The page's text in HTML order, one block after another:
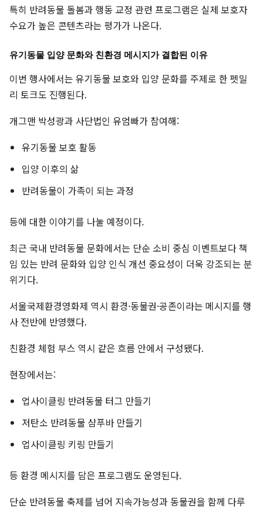
특히 반려동물 돌봄과 행동 교정 관련 프로그램은 실제 보호자
수요가 높은 콘텐츠라는 평가가 나온다.
유기동물 입양 문화와 친환경 메시지가 결합된 이유
이번 행사에서는 유기동물 보호와 입양 문화를 주제로 한 펫밀
리 토크도 진행된다.
개그맨 박성광과 사단법인 유엄빠가 참여해:
유기동물 보호 활동
입양 이후의 삶
반려동물이 가족이 되는 과정
등에 대한 이야기를 나눌 예정이다.
최근 국내 반려동물 문화에서는 단순 소비 중심 이벤트보다 책
임 있는 반려 문화와 입양 인식 개선 중요성이 더욱 강조되는 분
위기다.
서울국제환경영화제 역시 환경·동물권·공존이라는 메시지를 행
사 전반에 반영했다.
친환경 체험 부스 역시 같은 흐름 안에서 구성됐다.
현장에서는:
업사이클링 반려동물 터그 만들기
저탄소 반려동물 샴푸바 만들기
업사이클링 키링 만들기
등 환경 메시지를 담은 프로그램도 운영된다.
단순 반려동물 축제를 넘어 지속가능성과 동물권을 함께 다루